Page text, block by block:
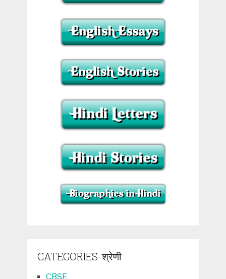
CATEGORIES-श्रेणी
CBSE